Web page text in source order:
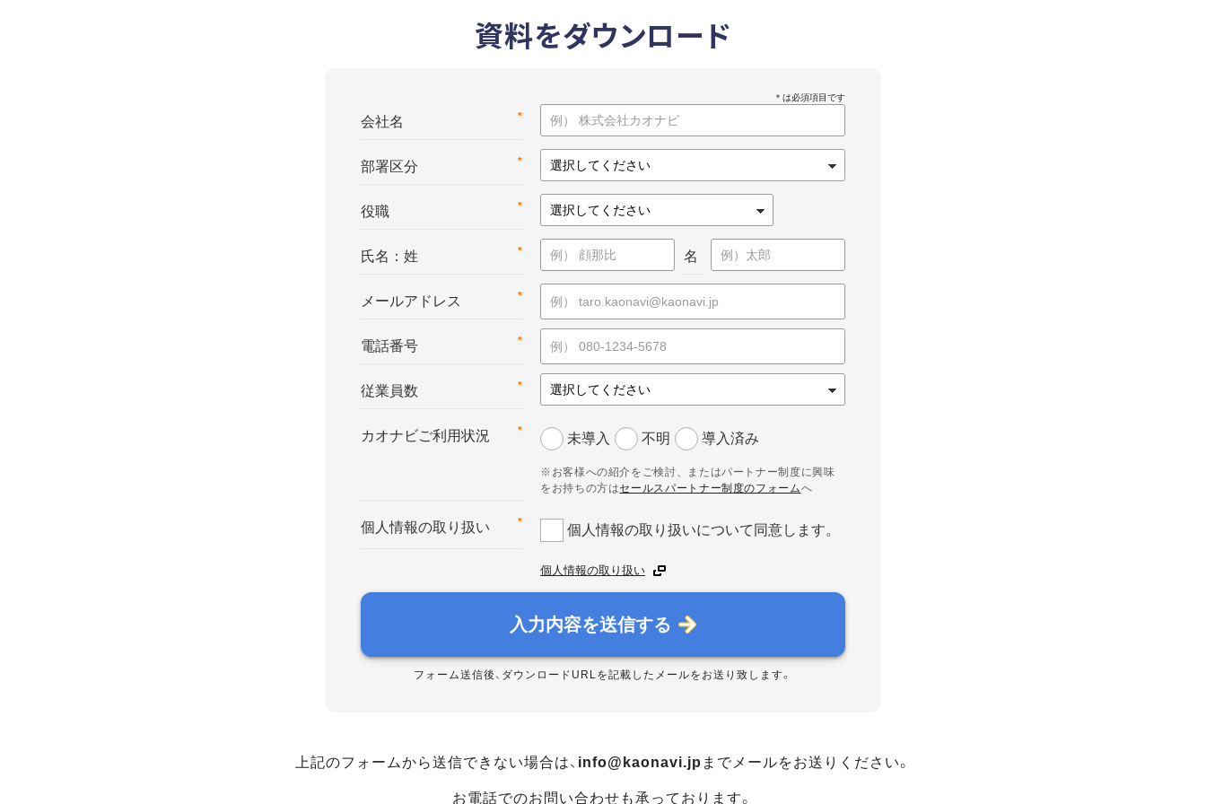
資料をダウンロード
*
会社名
*
部署区分
*
役職
*
氏名：姓 名
*
メールアドレス
*
電話番号
*
従業員数
*
カオナビご利用状況 未導入 不明 導入済み
※お客様への紹介をご検討、またはパートナー制度に興味
をお持ちの方はセールスパートナー制度のフォームへ
*
個人情報の取り扱い 個人情報の取り扱いについて同意します。
個人情報の取り扱い
入力内容を送信する
フォーム送信後、ダウンロードURLを記載したメールをお送り致します。
上記のフォームから送信できない場合は、 info@kaonavi.jp までメールをお送りください。
お電話でのお問い合わせも承っております。